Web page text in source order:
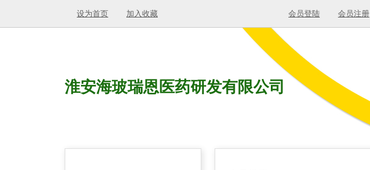
设为首页 加入收藏 会员登陆 会员注册
淮安海玻瑞恩医药研发有限公司